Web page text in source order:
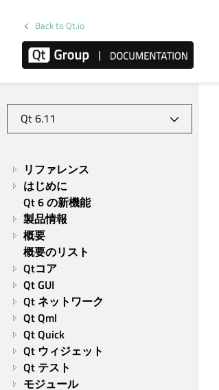
Back to Qt.io
リファレンス
はじめに
Qt 6 の新機能
製品情報
概要
概要のリスト
Qtコア
Qt GUI
Qt ネットワーク
Qt Qml
Qt Quick
Qt ウィジェット
Qt テスト
モジュール